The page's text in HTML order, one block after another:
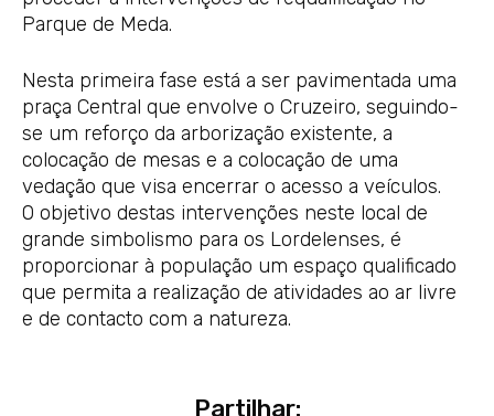
Parque de Meda.
Nesta primeira fase está a ser pavimentada uma
praça Central que envolve o Cruzeiro, seguindo-
se um reforço da arborização existente, a
colocação de mesas e a colocação de uma
vedação que visa encerrar o acesso a veículos.
O objetivo destas intervenções neste local de
grande simbolismo para os Lordelenses, é
proporcionar à população um espaço qualificado
que permita a realização de atividades ao ar livre
e de contacto com a natureza.
Partilhar: